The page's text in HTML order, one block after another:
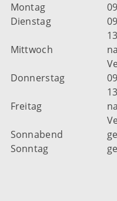
Montag
Dienstag
Mittwoch
Donnerstag
Freitag
Sonnabend
Sonntag